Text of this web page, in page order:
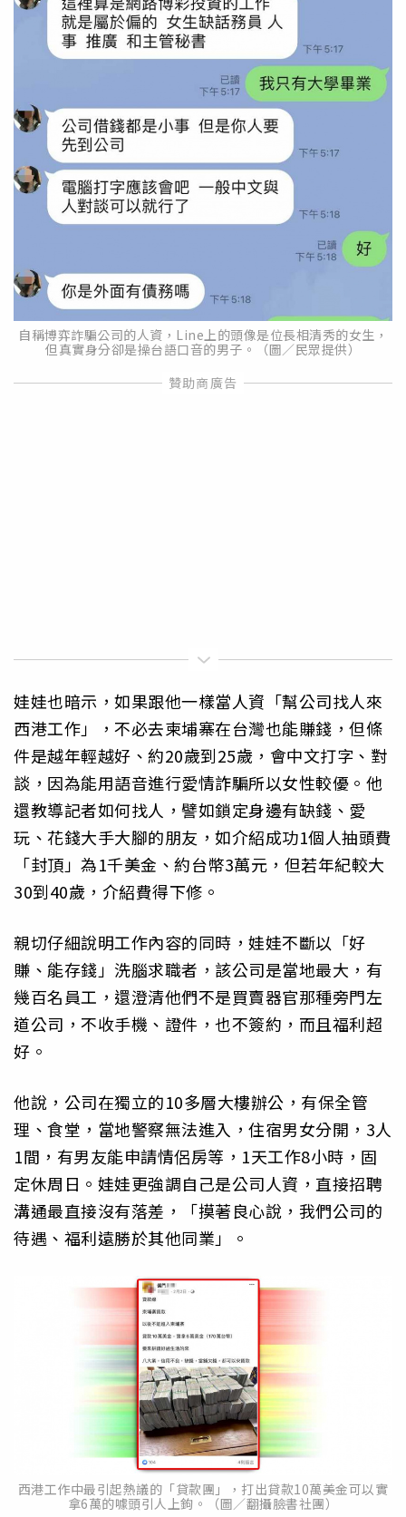
自稱博弈詐騙公司的人資，Line上的頭像是位長相清秀的女生，
但真實身分卻是操台語口音的男子。（圖／民眾提供）
娃娃也暗示，如果跟他一樣當人資「幫公司找人來
西港工作」，不必去柬埔寨在台灣也能賺錢，但條
件是越年輕越好、約20歲到25歲，會中文打字、對
談，因為能用語音進行愛情詐騙所以女性較優。他
還教導記者如何找人，譬如鎖定身邊有缺錢、愛
玩、花錢大手大腳的朋友，如介紹成功1個人抽頭費
「封頂」為1千美金、約台幣3萬元，但若年紀較大
30到40歲，介紹費得下修。
親切仔細說明工作內容的同時，娃娃不斷以「好
賺、能存錢」洗腦求職者，該公司是當地最大，有
幾百名員工，還澄清他們不是買賣器官那種旁門左
道公司，不收手機、證件，也不簽約，而且福利超
好。
他說，公司在獨立的10多層大樓辦公，有保全管
理、食堂，當地警察無法進入，住宿男女分開，3人
1間，有男友能申請情侶房等，1天工作8小時，固
定休周日。娃娃更強調自己是公司人資，直接招聘
溝通最直接沒有落差，「摸著良心說，我們公司的
待遇、福利遠勝於其他同業」。
西港工作中最引起熱議的「貸款團」，打出貸款10萬美金可以實
拿6萬的噱頭引人上鉤。（圖／翻攝臉書社團）